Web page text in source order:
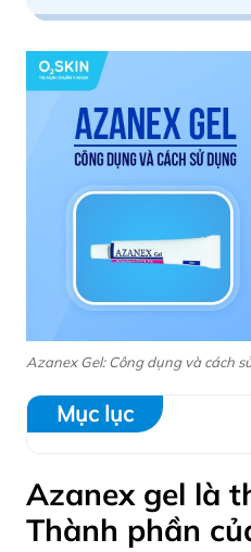
Azanex Gel: Công dụng và cách
Mục lục
Azanex gel là
Thành phần